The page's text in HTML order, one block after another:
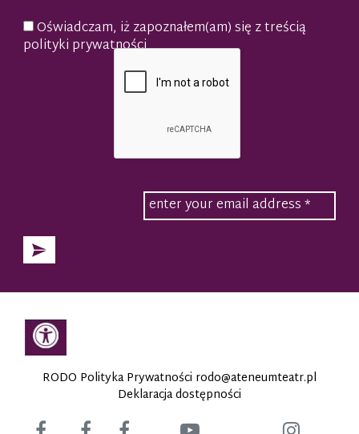
Oświadczam, iż zapoznałem(am) się z treścią
polityki prywatności
RODO Polityka Prywatności rodo@ateneumteatr.pl
Deklaracja dostępności